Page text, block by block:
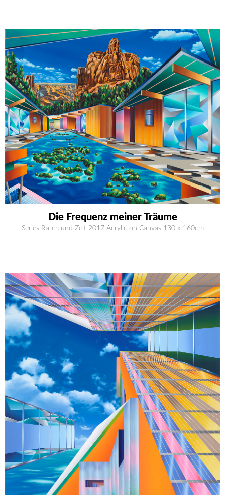
Die Frequenz meiner Träume
Series Raum und Zeit 2017 Acrylic on Canvas 130 x 160cm